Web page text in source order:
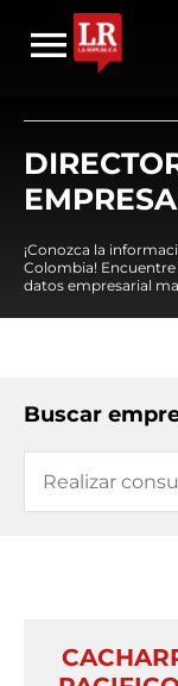
¡Conozca la
Colombia! Encuentre
datos empresarial
Buscar